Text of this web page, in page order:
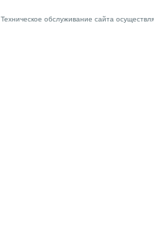
Техническое обслуживание сайта